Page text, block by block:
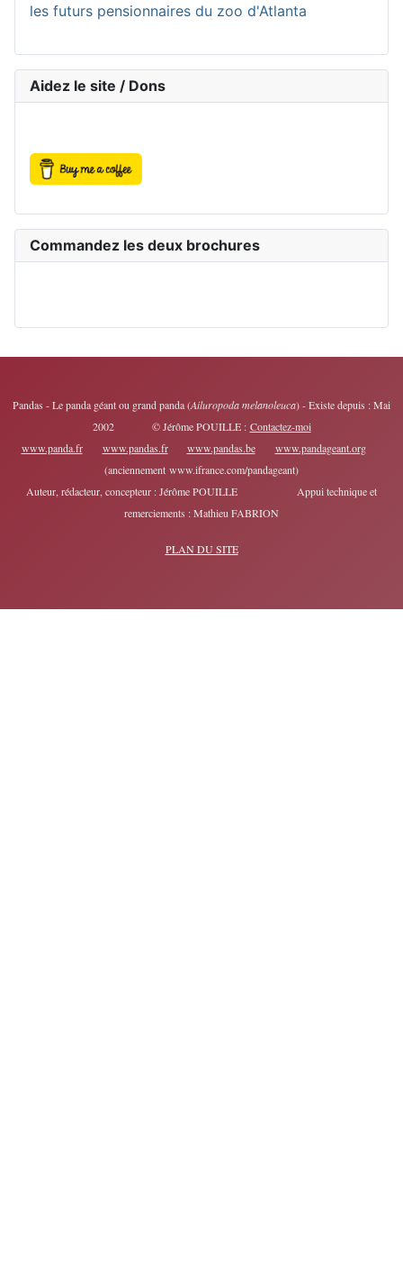
les futurs pensionnaires du zoo d'Atlanta
Aidez le site / Dons
Commandez les deux brochures
Pandas - Le panda géant ou grand panda (Ailuropoda melanoleuca) - Existe depuis : Mai
2002 © Jérôme POUILLE : Contactez-moi
www.panda.fr
www.pandas.fr www.pandas.be
www.pandageant.org
(anciennement www.ifrance.com/pandageant)
Auteur, rédacteur, concepteur : Jérôme POUILLE Appui technique et
remerciements : Mathieu FABRION
PLAN DU SITE